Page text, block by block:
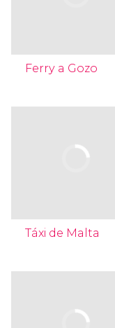
Ferry a Gozo
Táxi de Malta